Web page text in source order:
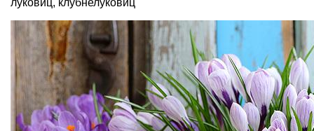
луковиц, клубнелуковиц